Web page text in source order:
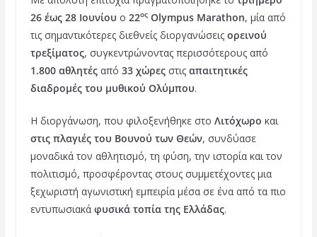
c
e
b
o
o
i
t
t
e
r
n
t
e
r
e
26 έως 28 Ιουνίου ο 22οςOlympus Marathon, μία από
τις σημαντικότερες διεθνείς διοργανώσεις ορεινού
τρεξίματος, συγκεντρώνοντας περισσότερους από
1.800 αθλητέςαπό 33 χώρεςστις απαιτητικές
διαδρομές του μυθικού Ολύμπου.
Η διοργάνωση, που φιλοξενήθηκε στο Λιτόχωρο και
στις πλαγιές του Βουνού των Θεών, συνδύασε
μοναδικά τον αθλητισμό, τη φύση, την ιστορία και τον
πολιτισμό, προσφέροντας στους συμμετέχοντες μια
ξεχωριστή αγωνιστική εμπειρία μέσα σε ένα από τα πιο
εντυπωσιακά φυσικά τοπία της Ελλάδας.